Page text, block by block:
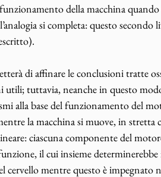
funzionamento della macchina
si completa: questo
di affinare le conclusioni tratte
tuttavia, neanche in questo
alla base del funzionamento del
la macchina si muove, in
ciascuna componente del
il cui insieme
cervello mentre questo è impegnato